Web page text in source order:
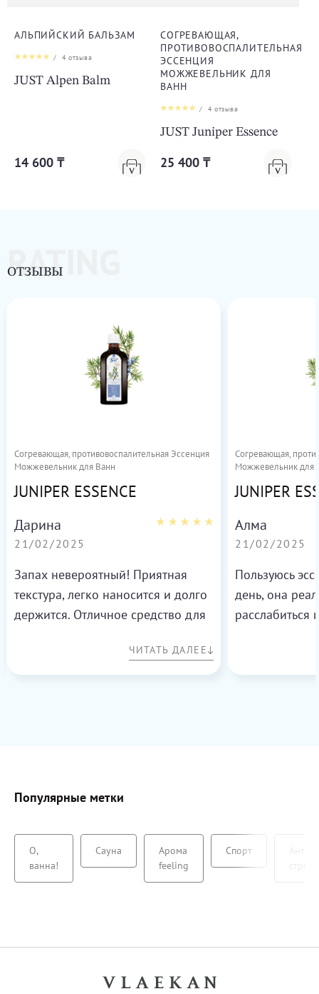
АЛЬПИЙСКИЙ БАЛЬЗАМ
/ 4отзыва
JUST Alpen Balm
14 600 ₸
СОГРЕВАЮЩАЯ,
ПРОТИВОВОСПАЛИТЕЛЬНАЯ
ЭССЕНЦИЯ
МОЖЖЕВЕЛЬНИК ДЛЯ
ВАНН
/ 4отзыва
JUST Juniper Essence
25 400 ₸
RATING
ОТЗЫВЫ
Согревающая, противовоспалительная Эссенция
Можжевельник для Ванн
JUNIPER ESSENCE
Дарина
21/02/2025
Запах невероятный! Приятная
текстура, легко наносится и долго
держится. Отличное средство для
ЧИТАТЬ ДАЛЕЕ
Согревающая,
Можжевельник для
JUNIPER
Алма
21/02/2025
Пользуюсь
день, она
расслабиться
Популярные метки
О,
ванна!
Сауна
Арома
feeling
Спорт